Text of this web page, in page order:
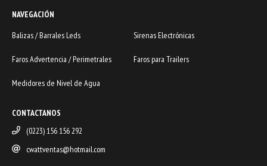
NAVEGACIÓN
Balizas / Barrales Leds
Sirenas Electrónicas
Faros Advertencia / Perimetrales Faros para Trailers
Medidores de Nivel de Agua
CONTACTANOS
(0223) 156 156 292
cwattventas@hotmail.com